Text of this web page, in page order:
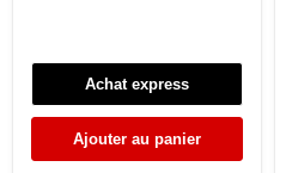
2JZ
GTE
1J
Achat express
Ajouter au panier